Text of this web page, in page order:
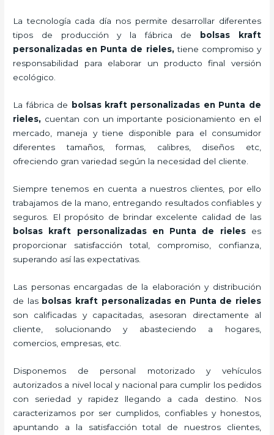
La tecnología cada día nos permite desarrollar diferentes
tipos de producción y la fábrica de
bolsas kraft
personalizadas en Punta de rieles,tiene compromiso y
responsabilidad para elaborar un producto final versión
ecológico.
La fábrica de
bolsas kraft personalizadas en Punta de
rieles, cuentan con un importante posicionamiento en el
mercado,
maneja y tiene disponible para el consumidor
diferentes tamaños, formas, calibres, diseños etc,
ofreciendo gran variedad según la necesidad del cliente.
Siempre tenemos en cuenta a nuestros clientes, por ello
trabajamos de la mano, entregando resultados confiables y
seguros. El propósito de brindar excelente calidad de las
bolsas kraft personalizadas en Punta de rieles es
proporcionar satisfacción total, compromiso, confianza,
superando así las expectativas.
Las personas encargadas de la elaboración y distribución
de las bolsas kraft personalizadas en Punta de rieles
son calificadas y capacitadas, asesoran directamente al
cliente, solucionando y abasteciendo a hogares,
comercios, empresas, etc.
Disponemos de personal motorizado y vehículos
autorizados a nivel local y nacional para cumplir los pedidos
con seriedad y rapidez llegando a cada destino. Nos
caracterizamos por ser cumplidos, confiables y honestos,
apuntando a la satisfacción total de nuestros clientes,